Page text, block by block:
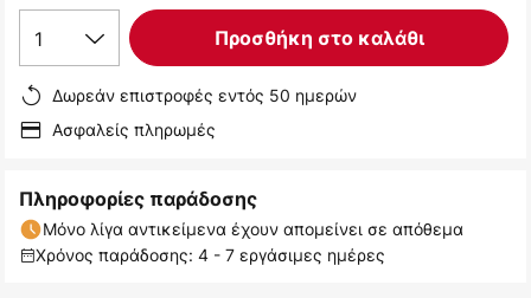
1 Προσθήκη στο καλάθι
Δωρεάν επιστροφές εντός 50 ημερών
Ασφαλείς πληρωμές
Πληροφορίες παράδοσης
Μόνο λίγα αντικείμενα έχουν απομείνει σε απόθεμα
Χρόνος παράδοσης: 4 - 7 εργάσιμες ημέρες